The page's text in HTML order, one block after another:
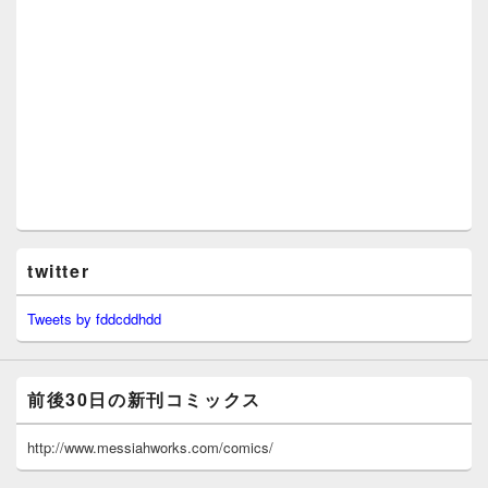
twitter
Tweets by fddcddhdd
前後30日の新刊コミックス
http://www.messiahworks.com/comics/